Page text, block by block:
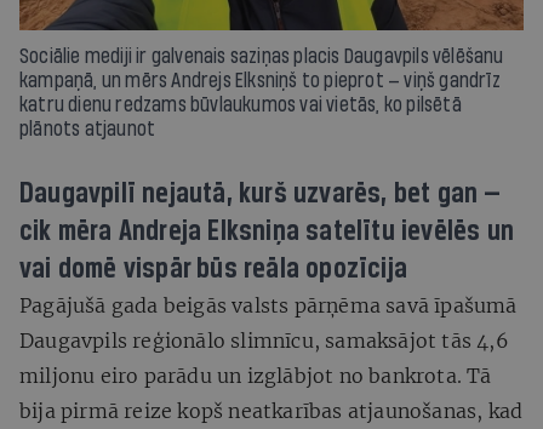
Sociālie mediji ir galvenais saziņas placis Daugavpils vēlēšanu
kampaņā, un mērs Andrejs Elksniņš to pieprot — viņš gandrīz
katru dienu redzams būvlaukumos vai vietās, ko pilsētā
plānots atjaunot
Daugavpilī nejautā, kurš uzvarēs, bet gan —
cik mēra Andreja Elksniņa satelītu ievēlēs un
vai domē vispār būs reāla opozīcija
Pagājušā gada beigās valsts pārņēma savā īpašumā
Daugavpils reģionālo slimnīcu, samaksājot tās 4,6
miljonu eiro parādu un izglābjot no bankrota. Tā
bija pirmā reize kopš neatkarības atjaunošanas, kad